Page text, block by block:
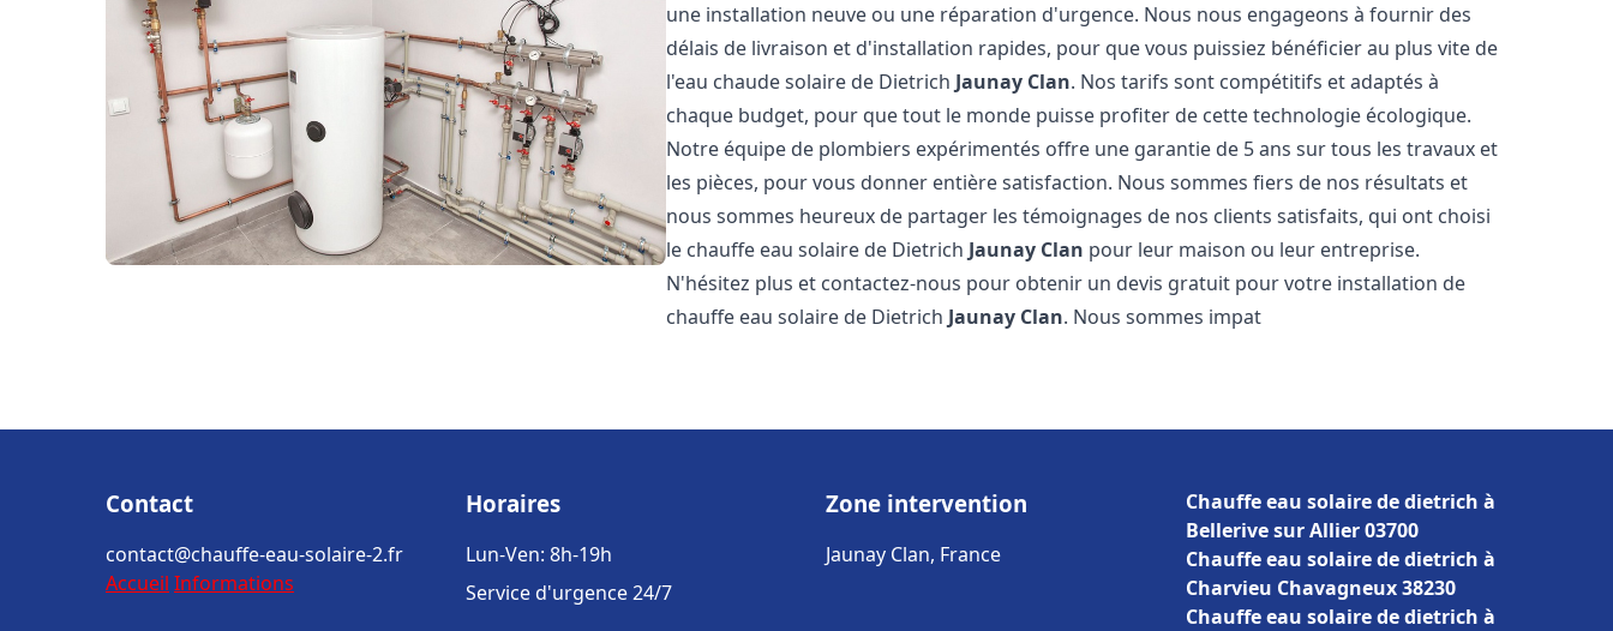
une installation neuve ou une réparation d'urgence. Nous nous engageons à fournir des
délais de livraison et d'installation rapides, pour que vous puissiez bénéficier au plus vite de
l'eau chaude solaire de Dietrich Jaunay Clan. Nos tarifs sont compétitifs et adaptés à
chaque budget, pour que tout le monde puisse profiter de cette technologie écologique.
Notre équipe de plombiers expérimentés offre une garantie de 5 ans sur tous les travaux et
les pièces, pour vous donner entière satisfaction. Nous sommes fiers de nos résultats et
nous sommes heureux de partager les témoignages de nos clients satisfaits, qui ont choisi
le chauffe eau solaire de Dietrich Jaunay Clan pour leur maison ou leur entreprise.
N'hésitez plus et contactez-nous pour obtenir un devis gratuit pour votre installation de
chauffe eau solaire de Dietrich Jaunay Clan. Nous sommes impat
Contact
contact@chauffe-eau-solaire-2.fr
Accueil Informations
Horaires
Lun-Ven: 8h-19h
Service d'urgence 24/7
Zone intervention
Jaunay Clan, France
Chauffe eau solaire de dietrich à
Bellerive sur Allier 03700
Chauffe eau solaire de dietrich à
Charvieu Chavagneux 38230
Chauffe eau solaire de dietrich à